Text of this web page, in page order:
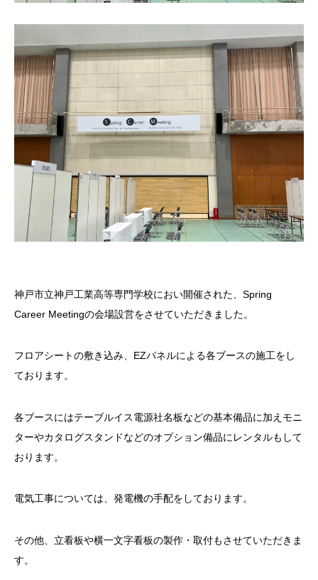
神戸市立神戸工業高等専門学校におい開催された、Spring
Career Meetingの会場設営をさせていただきました。
フロアシートの敷き込み、EZパネルによる各ブースの施工をし
ております。
各ブースにはテーブルイス電源社名板などの基本備品に加えモニ
ターやカタログスタンドなどのオプション備品にレンタルもして
おります。
電気工事については、発電機の手配をしております。
その他、立看板や横一文字看板の製作・取付もさせていただきま
す。